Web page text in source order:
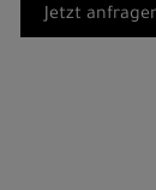
Jetzt